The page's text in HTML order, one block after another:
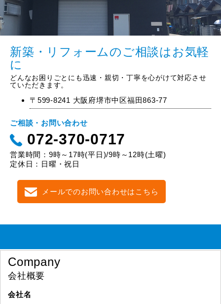
新築・リフォームのご相談はお気軽
に
どんなお困りごとにも迅速・親切・丁寧を心がけて対応させ
ていただきます。
〒599-8241 大阪府堺市中区福田863-77
ご相談・お問い合わせ
072-370-0717
営業時間：9時～17時(平日)/9時～12時(土曜)
定休日：日曜・祝日
メールでのお問い合わせはこちら
Company
会社概要
会社名